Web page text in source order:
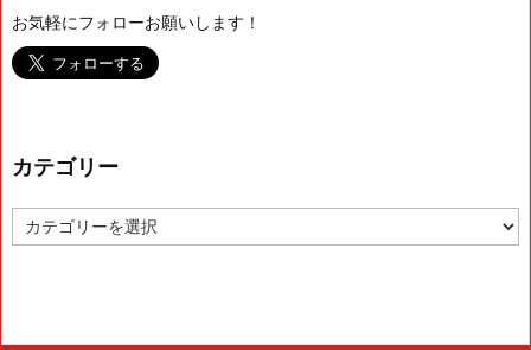
お気軽にフォローお願いします！
カテゴリー
テ